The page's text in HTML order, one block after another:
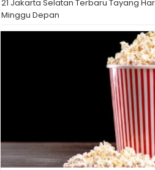
21 Jakarta Selatan Terbaru Tayang
Minggu Depan